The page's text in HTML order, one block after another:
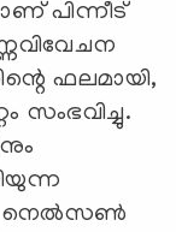
പിന്നീട്
ഫലമായി,
സംഭവിച്ചു.
നെൽസൺ